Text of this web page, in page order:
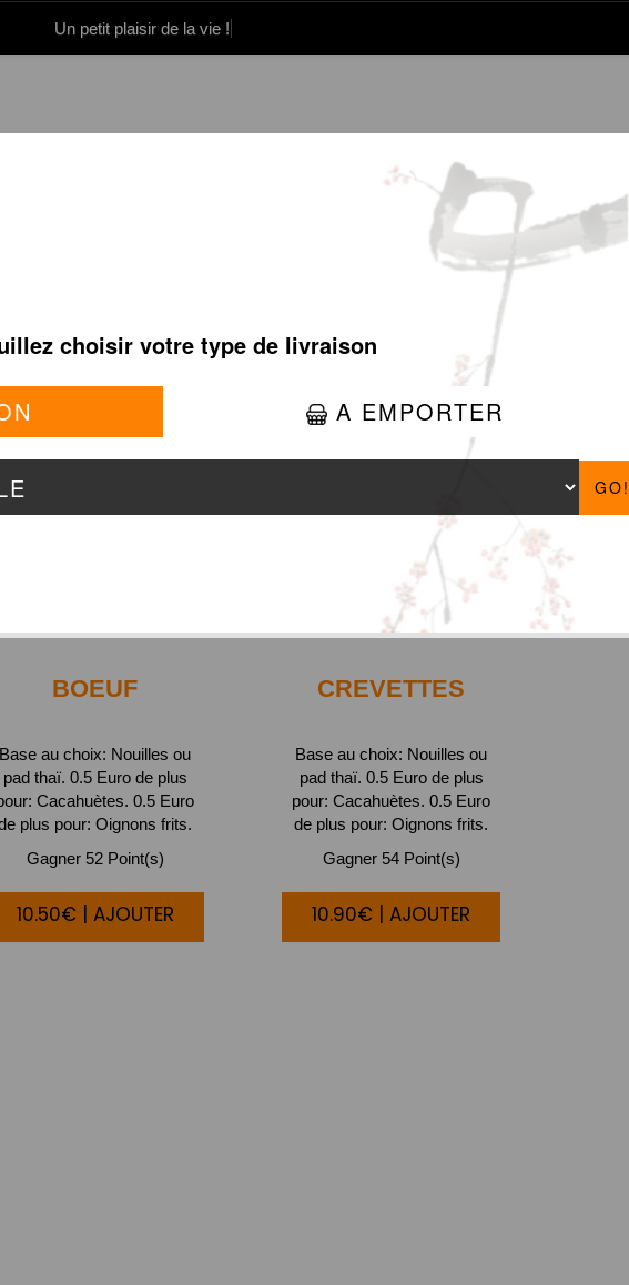
Un petit plaisir de la vie !
Panier Carte
PAD THAÏ
BOEUF
Base au choix: Nouilles ou
pad thaï. 0.5 Euro de plus
Cacahuètes. 0.5 Euro
plus pour: Oignons frits.
Gagner 52 Point(s)
10.50€ | AJOUTER
CREVETTES
Base au choix: Nouilles ou
pad thaï. 0.5 Euro de plus
pour: Cacahuètes. 0.5 Euro
de plus pour: Oignons frits.
Gagner 54 Point(s)
10.90€ | AJOUTER